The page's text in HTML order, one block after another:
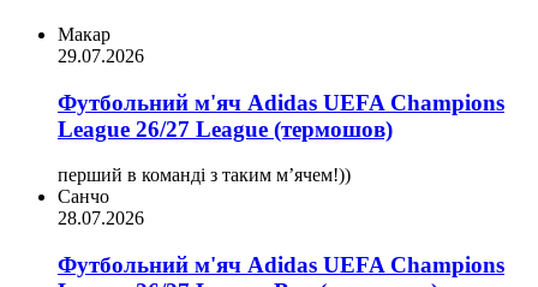
Макар
29.07.2026
Футбольний м'яч Adidas UEFA Champions
League 26/27 League (термошов)
перший в команді з таким мʼячем!))
Санчо
28.07.2026
Футбольний м'яч Adidas UEFA Champions